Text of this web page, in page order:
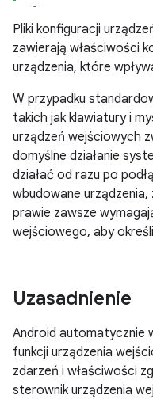
Pliki konfiguracji
zawierają właściwości
urządzenia, które
W przypadku
takich jak klawiatury i
urządzeń wejściowych
domyślne działanie
działać od razu po
wbudowane
prawie zawsze
wejściowego, aby
Uzasadnienie
Android automatycznie
funkcji urządzenia
zdarzeń i właściwości
sterownik urządzenia